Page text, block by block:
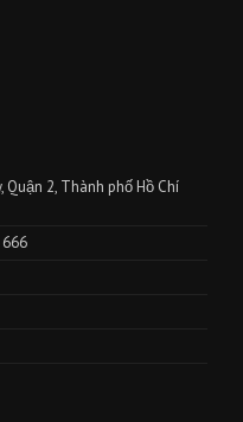
2, Thành phố Hồ Chí